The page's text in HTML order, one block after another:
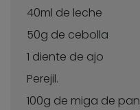
40ml de leche
50g de cebolla
1 diente de ajo
Perejil.
100g de miga de pan